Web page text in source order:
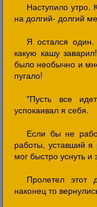
Наступило утро.
на долгий- долгий
Я остался
какую кашу
было необычно и
пугало!
"Пусть все
успокаивал я себя.
Если бы не
работы, уставший я
мог быстро уснуть и
Пролетел этот
наконец то